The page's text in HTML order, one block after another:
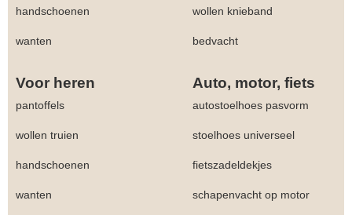
handschoenen wollen knieband
wanten bedvacht
Voor heren Auto, motor, fiets
pantoffels autostoelhoes pasvorm
wollen truien stoelhoes universeel
handschoenen fietszadeldekjes
wanten schapenvacht op motor